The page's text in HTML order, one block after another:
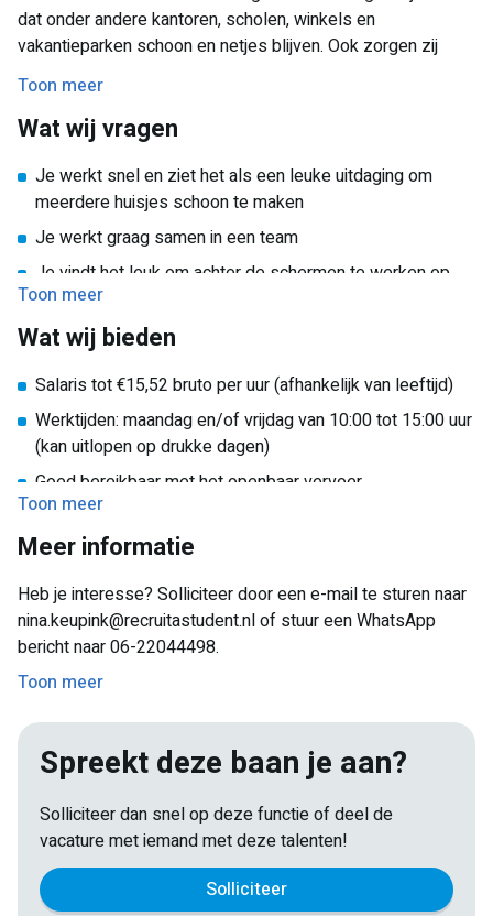
dat onder andere kantoren, scholen, winkels en
vakantieparken schoon en netjes blijven. Ook zorgen zij
ervoor dat vakantiehuisjes wekelijks weer klaar zijn voor
nieuwe gasten.
Toon meer
Wat wij vragen
Je werkt snel en ziet het als een leuke uitdaging om
meerdere huisjes schoon te maken
Je werkt graag samen in een team
Je vindt het leuk om achter de schermen te werken op
vakantieparken
Toon meer
Wat wij bieden
Salaris tot €15,52 bruto per uur (afhankelijk van leeftijd)
Werktijden: maandag en/of vrijdag van 10:00 tot 15:00 uur
(kan uitlopen op drukke dagen)
Goed bereikbaar met het openbaar vervoer
Reiskostenvergoeding bespreekbaar
Toon meer
Meer informatie
Heb je interesse? Solliciteer door een e-mail te sturen naar
nina.keupink@recruitastudent.nl of stuur een WhatsApp
bericht naar 06-22044498.
Toon meer
Spreekt deze baan je aan?
Solliciteer dan snel op deze functie of deel de
vacature met iemand met deze talenten!
Solliciteer